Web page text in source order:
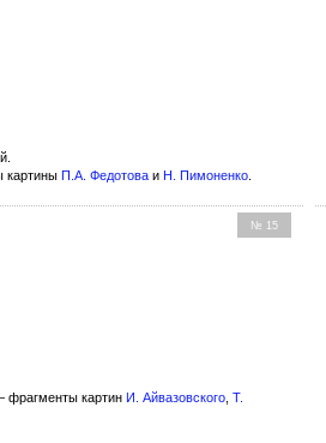
картины П.А. Федотова и Н. Пимоненко
№ 15
фрагменты картин И. Айвазовского Т.